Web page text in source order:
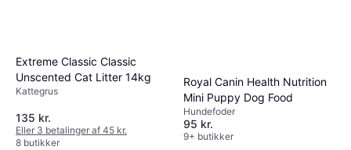
Extreme Classic Classic
Unscented Cat Litter 14kg
Kattegrus
135 kr.
Eller 3 betalinger af 45 kr.
8 butikker
Royal Canin Health Nutrition
Mini Puppy Dog Food
Hundefoder
95 kr.
9+ butikker